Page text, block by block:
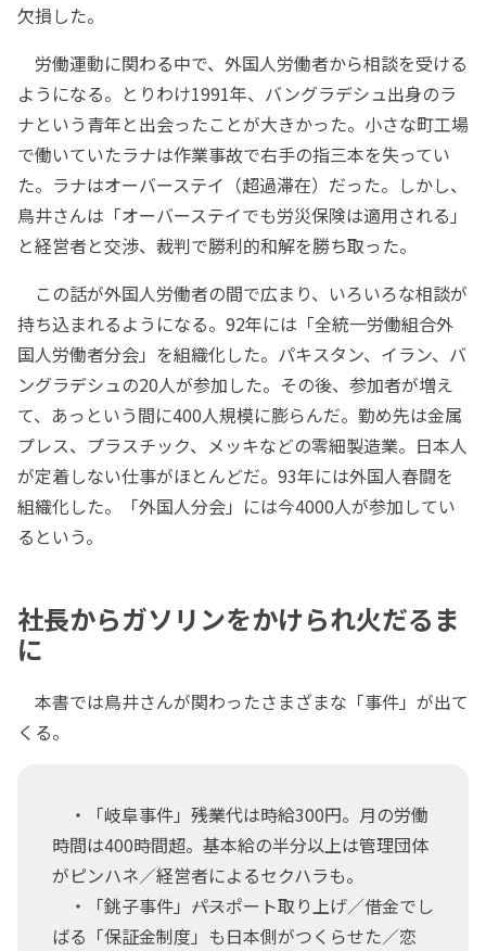
欠損した。
労働運動に関わる中で、外国人労働者から相談を受ける
ようになる。とりわけ1991年、バングラデシュ出身のラ
ナという青年と出会ったことが大きかった。小さな町工場
で働いていたラナは作業事故で右手の指三本を失ってい
た。ラナはオーバーステイ（超過滞在）だった。しかし、
鳥井さんは「オーバーステイでも労災保険は適用される」
と経営者と交渉、裁判で勝利的和解を勝ち取った。
この話が外国人労働者の間で広まり、いろいろな相談が
持ち込まれるようになる。92年には「全統一労働組合外
国人労働者分会」を組織化した。パキスタン、イラン、バ
ングラデシュの20人が参加した。その後、参加者が増え
て、あっという間に400人規模に膨らんだ。勤め先は金属
プレス、プラスチック、メッキなどの零細製造業。日本人
が定着しない仕事がほとんどだ。93年には外国人春闘を
組織化した。「外国人分会」には今4000人が参加してい
るという。
社長からガソリンをかけられ火だるま
に
本書では鳥井さんが関わったさまざまな「事件」が出て
くる。
・「岐阜事件」――残業代は時給300円。月の労働
時間は400時間超。基本給の半分以上は管理団体
がピンハネ／経営者によるセクハラも。
・「銚子事件」――パスポート取り上げ／借金でし
ばる「保証金制度」も日本側がつくらせた／恋